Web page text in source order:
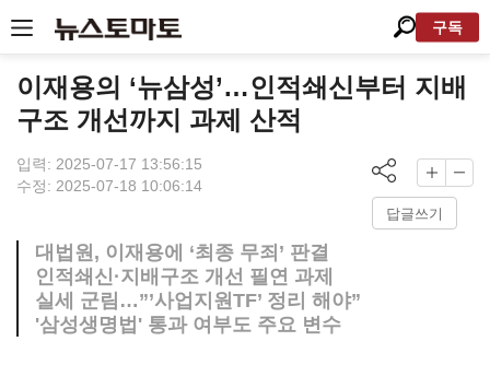
구독
이재용의 ‘뉴삼성’…인적쇄신부터 지배
구조 개선까지 과제 산적
입력: 2025-07-17 13:56:15
수정: 2025-07-18 10:06:14
답글쓰기
대법원, 이재용에 ‘최종 무죄’ 판결
인적쇄신·지배구조 개선 필연 과제
실세 군림…”’사업지원TF’ 정리 해야”
'삼성생명법' 통과 여부도 주요 변수